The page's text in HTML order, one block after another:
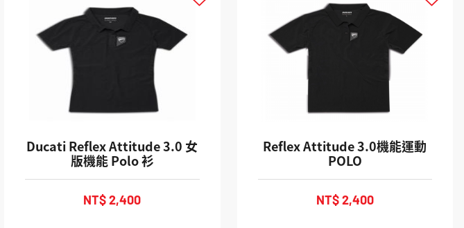
Ducati Reflex Attitude 3.0 女
版機能 Polo 衫
NT$ 2,400
Reflex Attitude 3.0機能運動
POLO
NT$ 2,400